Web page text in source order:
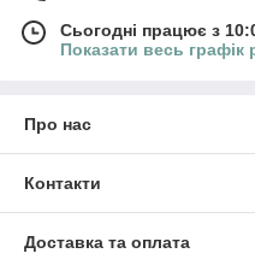
(крім тимчасово окупованих
Сьогодні працює з
Показати весь графік
Про нас
Контакти
Доставка та оплата